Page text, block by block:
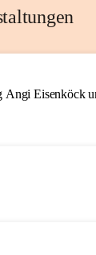
Angi Eisenköck